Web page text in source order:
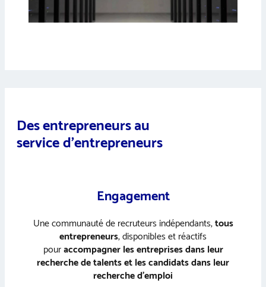
Des entrepreneurs au
service d’entrepreneurs
Engagement
Une communauté de recruteurs indépendants,tous
entrepreneurs, disponibles et réactifs
pouraccompagner les entreprises dans leur
recherche de talents et les candidats dans leur
recherche d’emploi